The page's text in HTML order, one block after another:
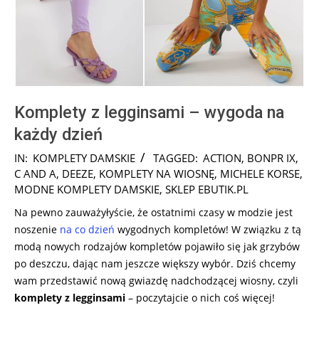
Komplety z legginsami – wygoda na
każdy dzień
2025-
05-
29
IN: KOMPLETY DAMSKIE TAGGED: ACTION, BONPR IX,
C AND A, DEEZE, KOMPLETY NA WIOSNĘ, MICHELE KORSE,
MODNE KOMPLETY DAMSKIE, SKLEP EBUTIK.PL
Na pewno zauważyłyście, że ostatnimi czasy w modzie jest
noszenie na co dzień wygodnych kompletów! W związku z tą
modą nowych rodzajów kompletów pojawiło się jak grzybów
po deszczu, dając nam jeszcze większy wybór. Dziś chcemy
wam przedstawić nową gwiazdę nadchodzącej wiosny, czyli
komplety z legginsami – poczytajcie o nich coś więcej!